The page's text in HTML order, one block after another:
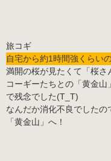
自宅から約1時間強 くらい
満開の桜が見たくて「桜
コーギーたちとの「黄金
で残念でした(T_T)
なんだか消化不良でした
「黄金山」へ！